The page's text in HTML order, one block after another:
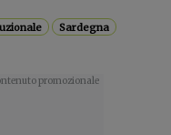
Sardegna